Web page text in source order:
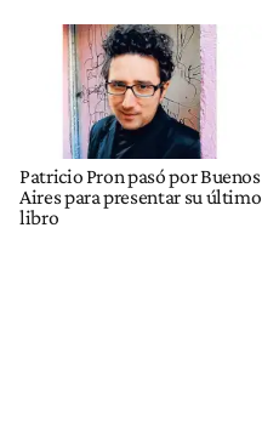
Patricio Pron pasó por Buenos
Aires para presentar su último
libro